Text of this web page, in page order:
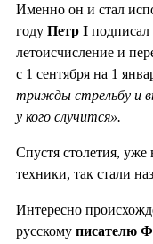
Именно он и стал
году Петр I подписал
летоисчисление и
с 1 сентября на 1
трижды стрельбу и
у кого случится».
Спустя столетия, уже
техники, так стали
Интересно
русскому писателю